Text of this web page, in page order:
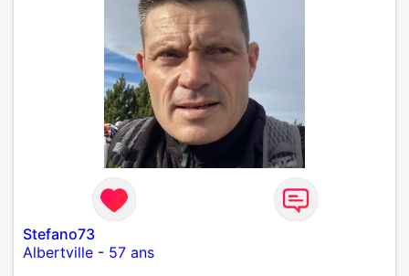
Stefano73
Albertville - 57 ans